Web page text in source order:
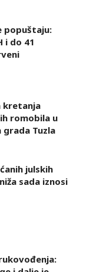
popuštaju:
i do 41
kretanja
romobila u
grada Tuzla
julskih
sada iznosi